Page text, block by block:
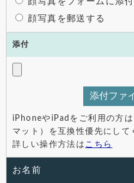
顔写真を郵送する
添付
添付ファ
iPhoneやiPadをご利用の方
マット）を互換性優先にして
詳しい操作方法は こちら
お名前